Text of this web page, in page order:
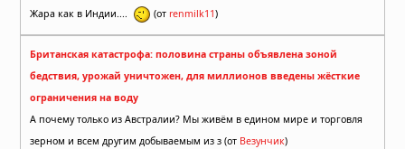
Жара как в Индии....
(от renmilk11)
Британская катастрофа: половина страны объявлена зоной
бедствия, урожай уничтожен, для миллионов введены жёсткие
ограничения на воду
А почему только из Австралии? Мы живём в едином мире и торговля
зерном и всем другим добываемым из з (от Везунчик)